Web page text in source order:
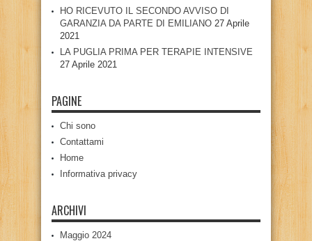
HO RICEVUTO IL SECONDO AVVISO DI
GARANZIA DA PARTE DI EMILIANO 27 Aprile
2021
LA PUGLIA PRIMA PER TERAPIE INTENSIVE
27 Aprile 2021
PAGINE
Chi sono
Contattami
Home
Informativa privacy
ARCHIVI
Maggio 2024